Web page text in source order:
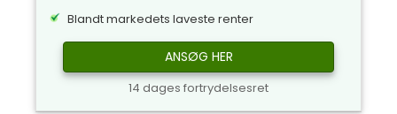
Blandt markedets laveste renter
ANSØG HER
14 dages fortrydelsesret